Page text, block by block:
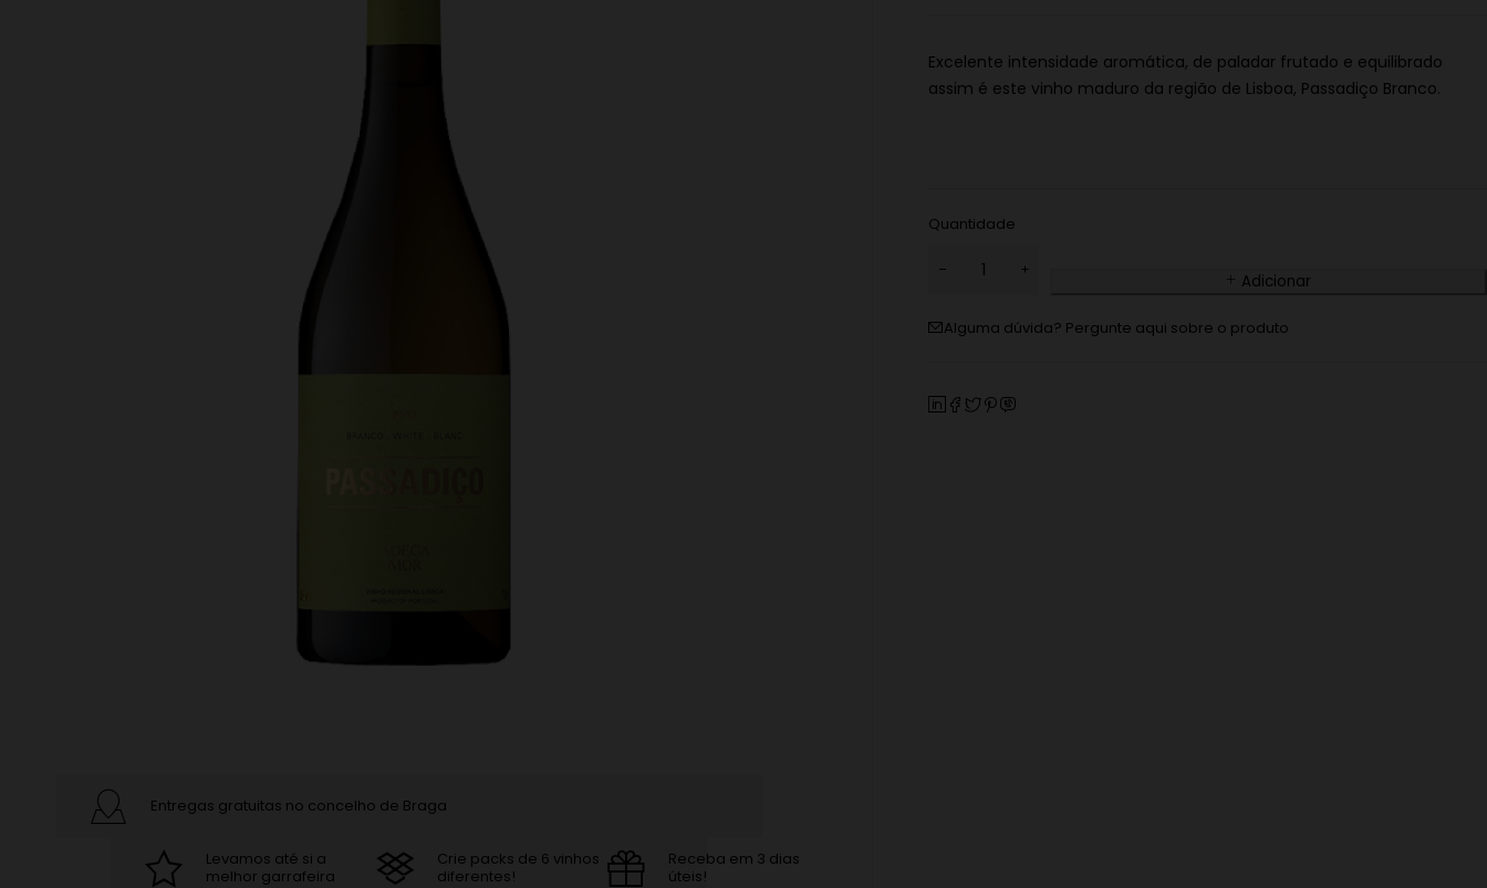
Excelente intensidade aromática, de paladar frutado e equilibrado
assim é este vinho maduro da região de Lisboa, Passadiço Branco.
Quantidade
Adicionar
Alguma dúvida? Pergunte aqui sobre o produto
Entregas gratuitas no concelho de Braga
Levamos até si a
melhor garrafeira
Crie packs de 6 vinhos
diferentes!
Receba em 3 dias
úteis!